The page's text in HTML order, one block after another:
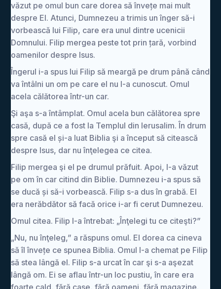
văzut pe omul bun care dorea să învețe mai mult
despre El. Atunci, Dumnezeu a trimis un înger să-i
vorbească lui Filip, care era unul dintre ucenicii
Domnului. Filip mergea peste tot prin țară, vorbind
oamenilor despre Isus.
Îngerul i-a spus lui Filip să meargă pe drum până când
va întâlni un om pe care el nu l-a cunoscut. Omul
acela călătorea într-un car.
Şi aşa s-a întâmplat. Omul acela bun călătorea spre
casă, după ce a fost la Templul din Ierusalim. În drum
spre casă el și-a luat Biblia şi a început să citească
despre Isus, dar nu înţelegea ce citea.
Filip mergea şi el pe drumul prăfuit. Apoi, l-a văzut
pe om în car citind din Biblie. Dumnezeu i-a spus să
se ducă și să-i vorbească. Filip s-a dus în grabă. El
era nerăbdător să facă orice i-ar fi cerut Dumnezeu.
Omul citea. Filip l-a întrebat: „Înţelegi tu ce citeşti?”
„Nu, nu înţeleg,” a răspuns omul. El dorea ca cineva
să îl învețe ce spunea Biblia. Omul l-a chemat pe Filip
să stea lângă el. Filip s-a urcat în car şi s-a aşezat
lângă om. Ei se aflau într-un loc pustiu, în care era
foarte cald, fără case, fără oameni, fără magazine.